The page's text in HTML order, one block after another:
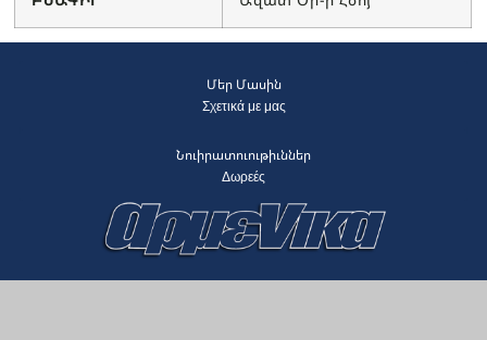
Մեր Մասին
Σχετικά με μας
Նուիրատուութիւններ
Δωρεές